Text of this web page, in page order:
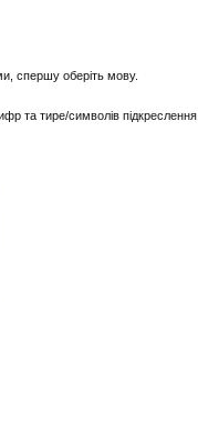
спершу оберіть мову.
та тире/символів підкреслення.